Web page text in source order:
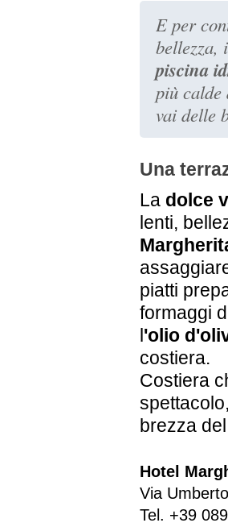
E per
bellezza,
piscina
più calde
vai delle
Una
La dolce
lenti,
piatti
formaggi
l'olio
costiera.
Costiera
brezza
Hotel
Via
Tel. +39